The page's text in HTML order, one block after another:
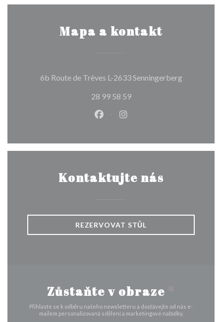
Mapa a kontakt
6b Route de Trèves L-2633 Senningerberg((otevře se
28 99 58 59
Facebook ((otevře se v novém
Instagram ((otevře se v
Kontaktujte nás
REZERVOVAT STŮL
Zůstaňte v obraze
Přihlaste se k odběru našeho newsletteru a dostávejte od nás e-
mailem personalizovaná sdělení a marketingové nabídky.